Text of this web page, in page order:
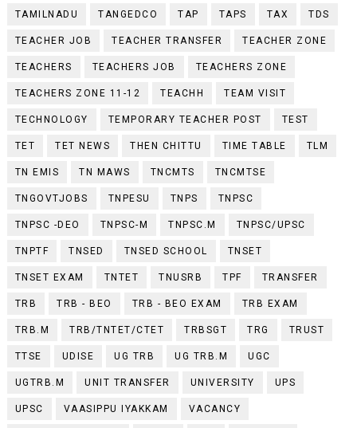
TAMILNADU TANGEDCO TAP TAPS TAX TDS
TEACHER JOB TEACHER TRANSFER TEACHER ZONE
TEACHERS TEACHERS JOB TEACHERS ZONE
TEACHERS ZONE 11-12 TEACHH TEAM VISIT
TECHNOLOGY TEMPORARY TEACHER POST TEST
TET TET NEWS THEN CHITTU TIME TABLE TLM
TN EMIS TN MAWS TNCMTS TNCMTSE
TNGOVTJOBS TNPESU TNPS TNPSC
TNPSC -DEO TNPSC-M TNPSC.M TNPSC/UPSC
TNPTF TNSED TNSED SCHOOL TNSET
TNSET EXAM TNTET TNUSRB TPF TRANSFER
TRB TRB - BEO TRB - BEO EXAM TRB EXAM
TRB.M TRB/TNTET/CTET TRBSGT TRG TRUST
TTSE UDISE UG TRB UG TRB.M UGC
UGTRB.M UNIT TRANSFER UNIVERSITY UPS
UPSC VAASIPPU IYAKKAM VACANCY